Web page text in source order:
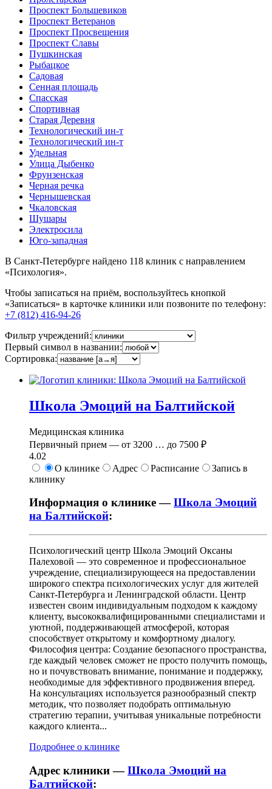
Проспект Большевиков
Проспект Ветеранов
Проспект Просвещения
Проспект Славы
Пушкинская
Рыбацкое
Садовая
Сенная площадь
Спасская
Спортивная
Старая Деревня
Технологический ин-т
Технологический ин-т
Удельная
Улица Дыбенко
Фрунзенская
Черная речка
Чернышевская
Чкаловская
Шушары
Электросила
Юго-западная
В Санкт-Петербурге найдено 118 клиник с направлением
«Психология».
Чтобы записаться на приём, воспользуйтесь кнопкой
«Записаться» в карточке клиники или позвоните по телефону:
+7 (812) 416-94-26
Фильтр учреждений:
Первый символ в названии:
Сортировка:
Школа Эмоций на Балтийской
Медицинская клиника
Первичный прием — от 3200 … до 7500 ₽
4.02
О клинике
Адрес Расписание
Запись в
клинику
Информация о клинике —Школа Эмоций
на Балтийской:
Психологический центр Школа Эмоций Оксаны
Палеховой — это современное и профессиональное
учреждение, специализирующееся на предоставлении
широкого спектра психологических услуг для жителей
Санкт-Петербурга и Ленинградской области. Центр
известен своим индивидуальным подходом к каждому
клиенту, высококвалифицированными специалистами и
уютной, поддерживающей атмосферой, которая
способствует открытому и комфортному диалогу.
Философия центра: Создание безопасного пространства,
где каждый человек сможет не просто получить помощь,
но и почувствовать внимание, понимание и поддержку,
необходимые для эффективного продвижения вперед.
На консультациях используется разнообразный спектр
методик, что позволяет подобрать оптимальную
стратегию терапии, учитывая уникальные потребности
каждого клиента...
Подробнее о клинике
Адрес клиники —Школа Эмоций на
Балтийской: